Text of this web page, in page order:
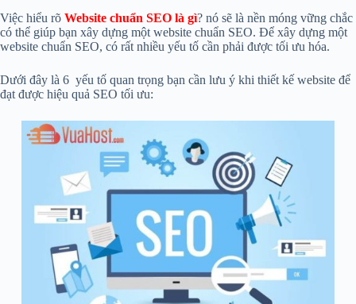
Việc hiểu rõ Website chuẩn SEO là gì? nó sẽ là nền móng vững chắc
có thể giúp bạn xây dựng một website chuẩn SEO. Để xây dựng một
website chuẩn SEO, có rất nhiều yếu tố cần phải được tối ưu hóa.
Dưới đây là 6 yếu tố quan trọng bạn cần lưu ý khi thiết kế website để
đạt được hiệu quả SEO tối ưu: